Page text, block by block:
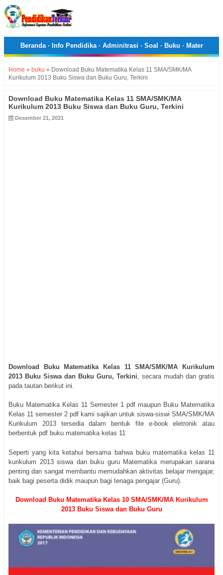
Beranda· Info Pendidika· Adminitrasi · Soal · Buku · Mater
Home » buku » Download Buku Matematika Kelas 11 SMA/SMK/MA
Kurikulum 2013 Buku Siswa dan Buku Guru, Terkini
Download Buku Matematika Kelas 11 SMA/SMK/MA
Kurikulum 2013 Buku Siswa dan Buku Guru, Terkini
Desember 21, 2021
Download Buku Matematika Kelas 11 SMA/SMK/MA Kurikulum
2013 Buku Siswa dan Buku Guru, Terkini , secara mudah dan gratis
pada tautan berikut ini.
Buku Matematika Kelas 11 Semester 1 pdf maupun Buku Matematika
Kelas 11 semester 2 pdf kami sajikan untuk siswa-siswi SMA/SMK/MA
Kurikulum 2013 tersedia dalam bentuk file e-book eletronik atau
berbentuk pdf buku matematika kelas 11
Seperti yang kita ketahui bersama bahwa buku matematika kelas 11
kurikulum 2013 siswa dan buku guru Matematika merupakan sarana
penting dan sangat membantu memudahkan aktivitas belajar mengajar,
baik bagi peserta didik maupun bagi tenaga pengajar (Guru).
Download Buku Matematika Kelas 10 SMA/SMK/MA Kurikulum
2013 Buku Siswa dan Buku Guru